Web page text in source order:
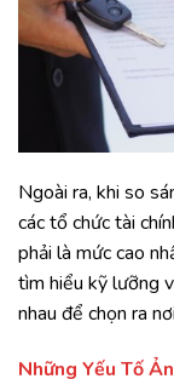
Ngoài ra, khi so
các tổ chức tài
phải là mức cao
tìm hiểu kỹ lưỡng
nhau để chọn ra
Những Yếu Tố